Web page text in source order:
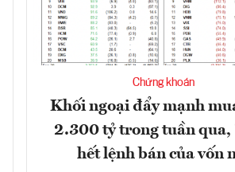
Chứng khoán
Khối ngoại đẩy mạnh
2.300 tỷ trong tuần qua,
hết lệnh bán của vốn